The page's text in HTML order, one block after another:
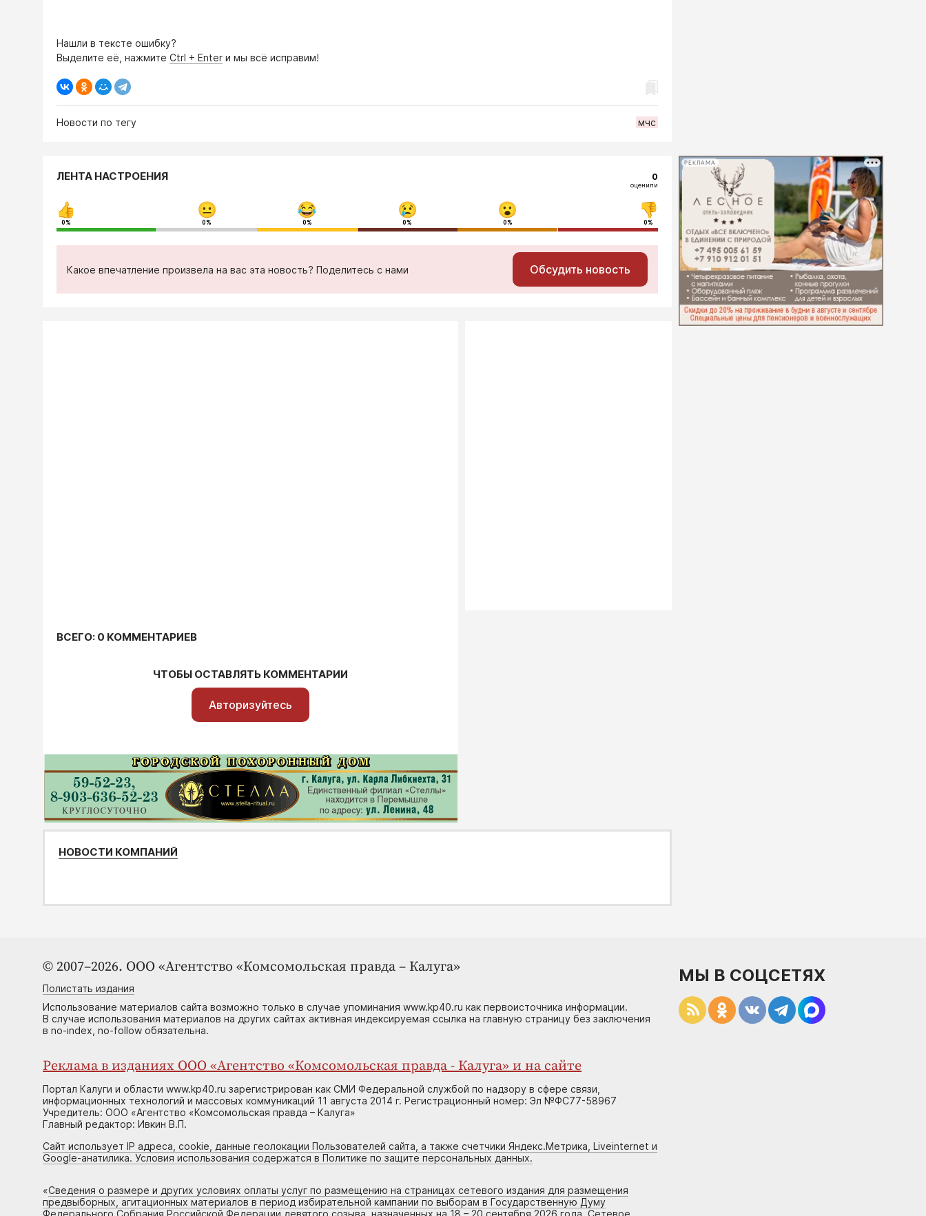
Нашли в тексте ошибку?
Выделите её, нажмите Ctrl + Enter и мы всё исправим!
Новости по тегу мчс
ЛЕНТА НАСТРОЕНИЯ 0
оценили
0% 0% 0% 0% 0% 0%
Какое впечатление произвела на вас эта новость? Поделитесь с нами Обсудить новость
ВСЕГО: 0 КОММЕНТАРИЕВ
ЧТОБЫ ОСТАВЛЯТЬ КОММЕНТАРИИ
Авторизуйтесь
НОВОСТИ КОМПАНИЙ
РЕКЛАМА
© 2007–2026. ООО «Агентство «Комсомольская правда – Калуга»
Полистать издания
Использование материалов сайта возможно только в случае упоминания www.kp40.ru как первоисточника информации.
В случае использования материалов на других сайтах активная индексируемая ссылка на главную страницу без заключения
в no-index, no-follow обязательна.
Реклама в изданиях ООО «Агентство «Комсомольская правда - Калуга» и на сайте
Портал Калуги и области www.kp40.ru зарегистрирован как СМИ Федеральной службой по надзору в сфере связи,
информационных технологий и массовых коммуникаций 11 августа 2014 г. Регистрационный номер: Эл №ФС77-58967
Учредитель: ООО «Агентство «Комсомольская правда – Калуга»
Главный редактор: Ивкин В.П.
Сайт использует IP адреса, cookie, данные геолокации Пользователей сайта, а также счетчики Яндекс.Метрика, Liveinternet и
Google-анатилика. Условия использования содержатся в Политике по защите персональных данных.
«Сведения о размере и других условиях оплаты услуг по размещению на страницах сетевого издания для размещения
предвыборных, агитационных материалов в период избирательной кампании по выборам в Государственную Думу
МЫ В СОЦСЕТЯХ